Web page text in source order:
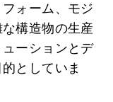
ォーム、モジ
構造物の生産
ーションとデ
としていま